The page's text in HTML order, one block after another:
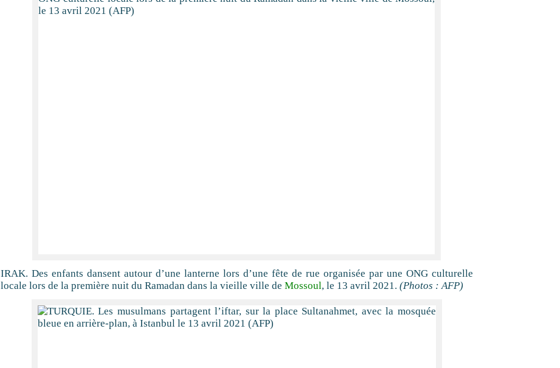
IRAK. Des enfants dansent autour d’une lanterne lors d’une fête de rue organisée par une ONG culturelle
locale lors de la première nuit du Ramadan dans la vieille ville de Mossoul, le 13 avril 2021. (Photos : AFP)